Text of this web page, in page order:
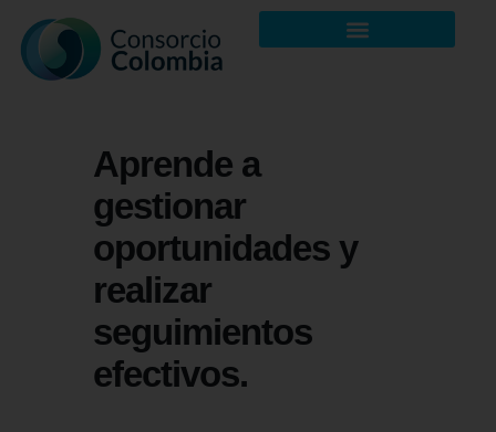
Aprende a
gestionar
oportunidades y
realizar
seguimientos
efectivos.